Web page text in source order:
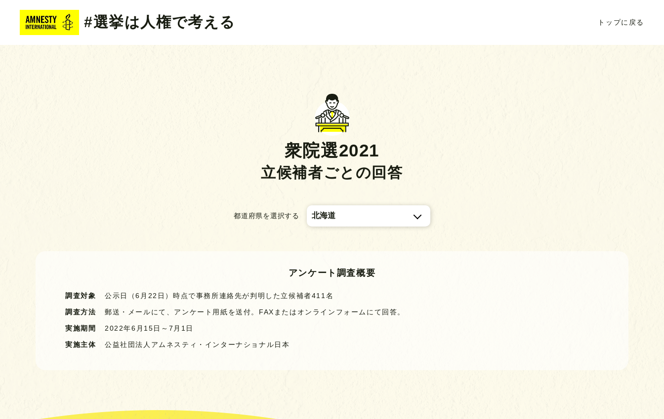
#選挙は人権で考える トップに戻る
衆院選2021
立候補者ごとの回答
都道府県を選択する
アンケート調査概要
調査対象 公示日（6月22日）時点で事務所連絡先が判明した立候補者411名
調査方法 郵送・メールにて、アンケート用紙を送付。FAXまたはオンラインフォームにて回答。
実施期間 2022年6月15日～7月1日
実施主体 公益社団法人 アムネスティ・インターナショナル日本